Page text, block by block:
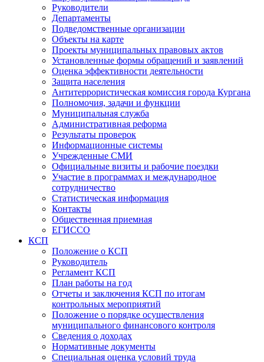
Руководители
Департаменты
Подведомственные организации
Объекты на карте
Проекты муниципальных правовых актов
Установленные формы обращений и заявлений
Оценка эффективности деятельности
Защита населения
Антитеррористическая комиссия города Кургана
Полномочия, задачи и функции
Муниципальная служба
Административная реформа
Результаты проверок
Информационные системы
Учрежденные СМИ
Официальные визиты и рабочие поездки
Участие в программах и международное
сотрудничество
Статистическая информация
Контакты
Общественная приемная
ЕГИССО
КСП
Положение о КСП
Руководитель
Регламент КСП
План работы на год
Отчеты и заключения КСП по итогам
контрольных мероприятий
Положение о порядке осуществления
муниципального финансового контроля
Сведения о доходах
Нормативные документы
Специальная оценка условий труда